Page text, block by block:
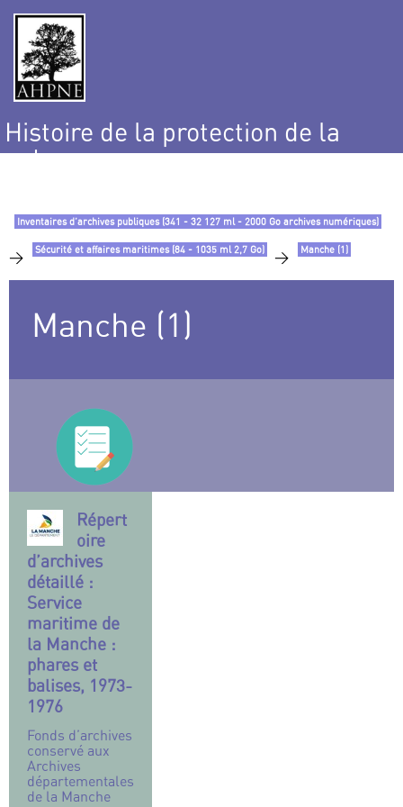
Histoire de la protection de la
nature
Inventaires d’archives publiques (341 - 32 127 ml - 2000 Go archives numériques)
> Sécurité et affaires maritimes (84 - 1035 ml 2,7 Go) > Manche (1)
Manche (1)
Répert
oire
d’archives
détaillé :
Service
maritime de
la Manche :
phares et
balises, 1973-
1976
Fonds d’archives
conservé aux
Archives
départementales
de la Manche